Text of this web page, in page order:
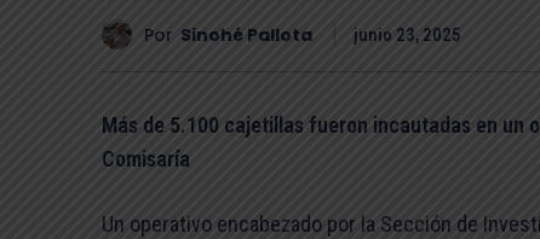
Por Sinohé Pallota junio 23, 2025
Más de 5.100 cajetillas fueron incautadas en un
Comisaría
Un operativo encabezado por la Sección de